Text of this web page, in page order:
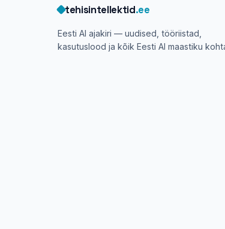
tehisintellektid.ee
Eesti AI ajakiri — uudised, tööriistad,
kasutuslood ja kõik Eesti AI maastiku